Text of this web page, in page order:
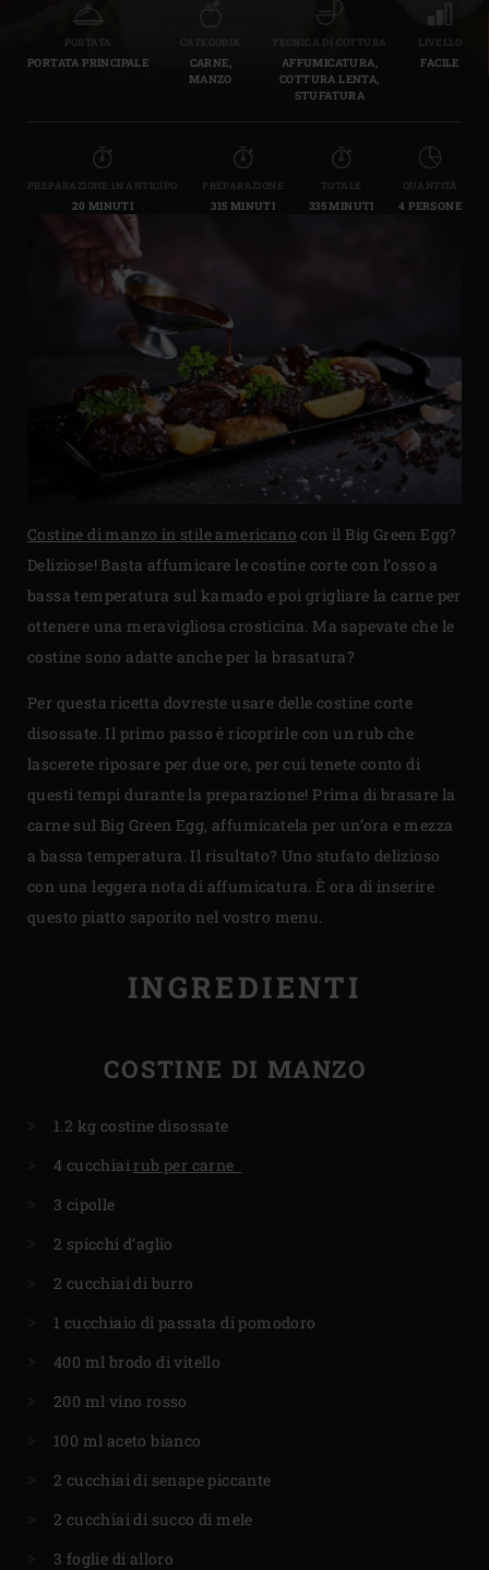
PORTATA
PORTATA PRINCIPALE
CATEGORIA
CARNE,
MANZO
TECNICA DI COTTURA
AFFUMICATURA,
COTTURA LENTA,
STUFATURA
LIVELLO
FACILE
PREPARAZIONE IN ANTICIPO
20 MINUTI
PREPARAZIONE
315 MINUTI
TOTALE
335 MINUTI
QUANTITÀ
4 PERSONE
Costine di manzo in stile americano con il Big Green Egg?
Deliziose! Basta affumicare le costine corte con l’osso a
bassa temperatura sul kamado e poi grigliare la carne per
ottenere una meravigliosa crosticina. Ma sapevate che le
costine sono adatte anche per la brasatura?
Per questa ricetta dovreste usare delle costine corte
disossate. Il primo passo è ricoprirle con un rub che
lascerete riposare per due ore, per cui tenete conto di
questi tempi durante la preparazione! Prima di brasare la
carne sul Big Green Egg, affumicatela per un’ora e mezza
a bassa temperatura. Il risultato? Uno stufato delizioso
con una leggera nota di affumicatura. È ora di inserire
questo piatto saporito nel vostro menu.
INGREDIENTI
COSTINE DI MANZO
1.2 kg costine disossate
4 cucchiai rub per carne
3 cipolle
2 spicchi d’aglio
2 cucchiai di burro
1 cucchiaio di passata di pomodoro
400 ml brodo di vitello
200 ml vino rosso
100 ml aceto bianco
2 cucchiai di senape piccante
2 cucchiai di succo di mele
3 foglie di alloro